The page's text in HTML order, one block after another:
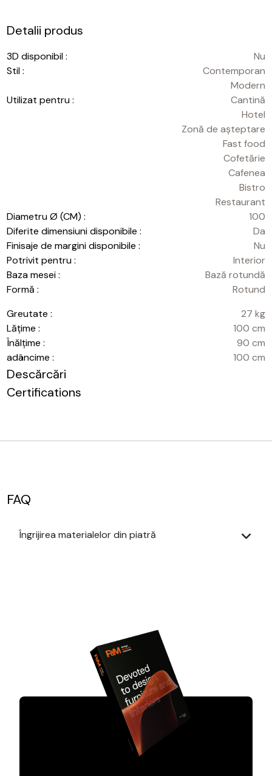
Detalii produs
3D disponibil :
Nu
Stil :
Contemporan
Modern
Utilizat pentru :
Cantină
Hotel
Zonă de așteptare
Fast food
Cofetărie
Cafenea
Bistro
Restaurant
Diametru Ø (CM) :
100
Diferite dimensiuni disponibile :
Da
Finisaje de margini disponibile :
Nu
Potrivit pentru :
Interior
Baza mesei :
Bază rotundă
Formă :
Rotund
Greutate :
27 kg
Lățime :
100 cm
Înălțime :
90 cm
adâncime :
100 cm
Descărcări
Certifications
FAQ
Îngrijirea materialelor din piatră